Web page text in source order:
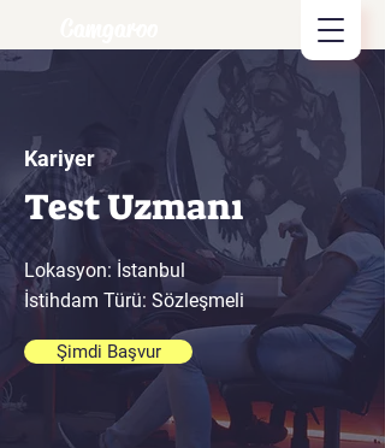
Kariyer
Test Uzmanı
Lokasyon: İstanbul
İstihdam Türü: Sözleşmeli
Şimdi Başvur